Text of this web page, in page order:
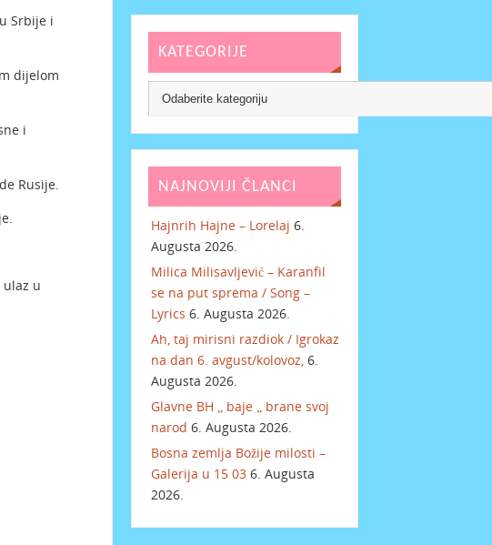
Srbije i
dijelom
i
Rusije.
ulaz u
KATEGORIJE
NAJNOVIJI ČLANCI
Hajnrih Hajne – Lorelaj 6.
Augusta 2026.
Milica Milisavljević – Karanfil
se na put sprema / Song –
Lyrics 6. Augusta 2026.
Ah, taj mirisni razdiok / Igrokaz
na dan 6. avgust/kolovoz, 6.
Augusta 2026.
Glavne BH „ baje „ brane svoj
narod 6. Augusta 2026.
Bosna zemlja Božije milosti –
Galerija u 15 03 6. Augusta
2026.